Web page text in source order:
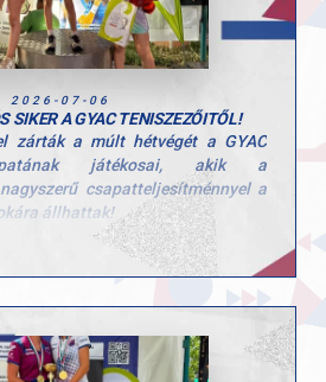
2026-07-06
SIKER A GYAC TENISZEZŐITŐL!
zárták a múlt hétvégét a GYAC
játékosai, akik a
csapatteljesítménnyel a
állhattak!
rengeteg munka, kitartás és
végig nagy szívvel küzdöttek,
a bronzéremhez, és